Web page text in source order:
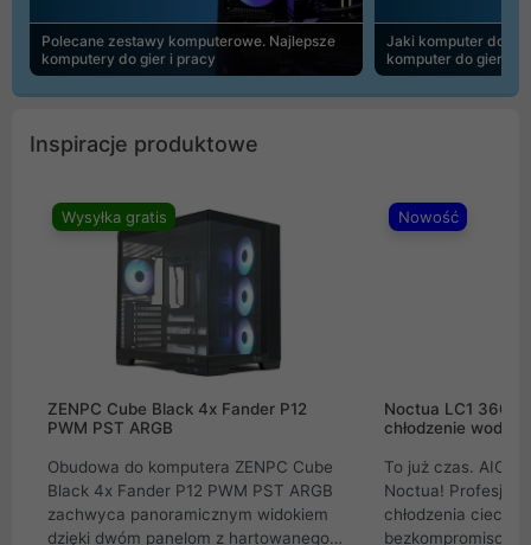
Polecane zestawy komputerowe. Najlepsze
komputery do gier i pracy
Jaki komputer do
komputer do gier |
Inspiracje produktowe
Wysyłka gratis
ZENPC Cube Black 4x Fander P12
PWM PST ARGB
Obudowa do komputera ZENPC Cube
Black 4x Fander P12 PWM PST ARGB
zachwyca panoramicznym widokiem
dzięki dwóm panelom z hartowanego
Nowość
Noctua LC1
chłodzenie wodne
To już czas. AIO
Noctua!
chłodzenia cieczą